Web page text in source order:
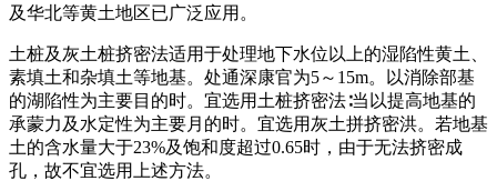
及华北等黄土地区已广泛应用。
土桩及灰土桩挤密法适用于处理地下水位以上的湿陷性黄土、
素填土和杂填土等地基。处通深康官为5～15m。以消除部基
的湖陷性为主要目的时。宜选用土桩挤密法∶当以提高地基的
承蒙力及水定性为主要月的时。宜选用灰土拼挤密洪。若地基
土的含水量大于23%及饱和度超过0.65时，由于无法挤密成
孔，故不宜选用上述方法。